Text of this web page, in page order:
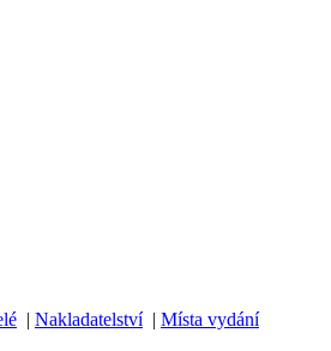
| Nakladatelství| Místa vydání